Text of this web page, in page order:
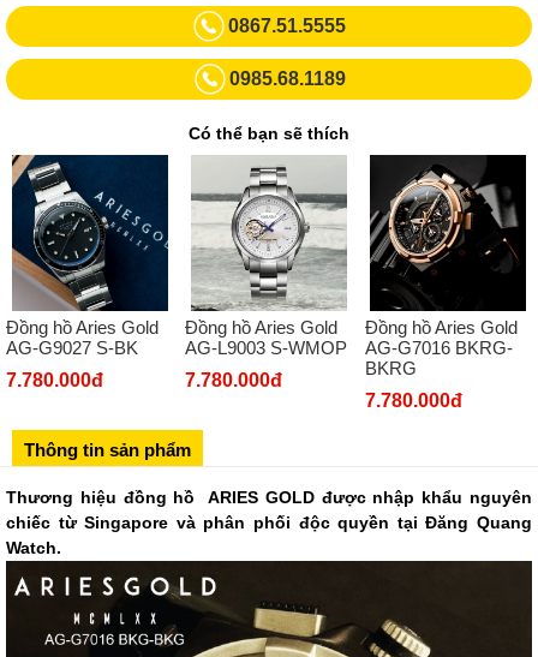
0969102552
Số 55 Trần Đăng Ninh – Cầu Giấy – Hà Nội
0963264832
02437836542
Số 8 Trần Duy Hưng - Cầu Giấy - Hà Nội
02432232319
Số 413 Quang Trung - Hà Đông - Hà Nội
02432127660
Số 273 Nguyễn Văn Cừ - Long Biên - Hà Nội
02439392490
Sô 580 Ngã tư Trường Chinh - Hà Nội
02437939481
Showroom 86: BH9A-SP.9A-63 Vinhomes Ocean Park 1, Dương
Xá, Gia Lâm, Thành phố Hà Nội
0867.51.5555
0985.68.1189
Có thể bạn sẽ thích
Đồng hồ Aries Gold
AG-G9027 S-BK
7.780.000đ
Đồng hồ Aries Gold
AG-L9003 S-WMOP
7.780.000đ
Đồng hồ Aries Gold
AG-G7016 BKRG-
BKRG
7.780.000đ
Thông tin sản phẩm
Thương hiệu đồng hồ ARIES GOLD được nhập khẩu nguyên
chiếc từ Singapore và phân phối độc quyền tại Đăng Quang
Watch.